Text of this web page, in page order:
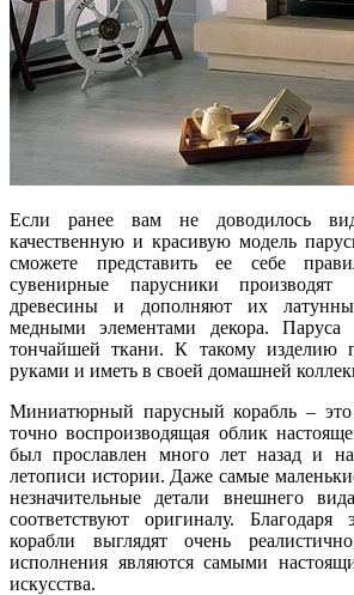
Если ранее вам не доводилось
качественную и красивую модель
сможете представить ее себе
сувенирные парусники
древесины и дополняют их
медными элементами декора. Паруса
тончайшей ткани. К такому изделию
руками и иметь в своей домашней
Миниатюрный парусный корабль – это
точно воспроизводящая облик
был прославлен много лет назад и
летописи истории. Даже самые
незначительные детали внешнего
соответствуют оригиналу. Благодаря
корабли выглядят очень
исполнения являются самыми
искусства.